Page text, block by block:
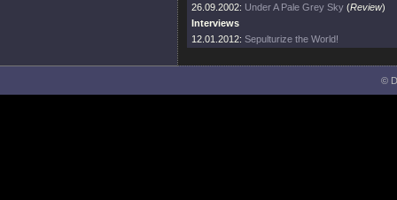
26.09.2002: Under A Pale Grey Sky (Review)
Interviews
12.01.2012: Sepulturize the World!
©